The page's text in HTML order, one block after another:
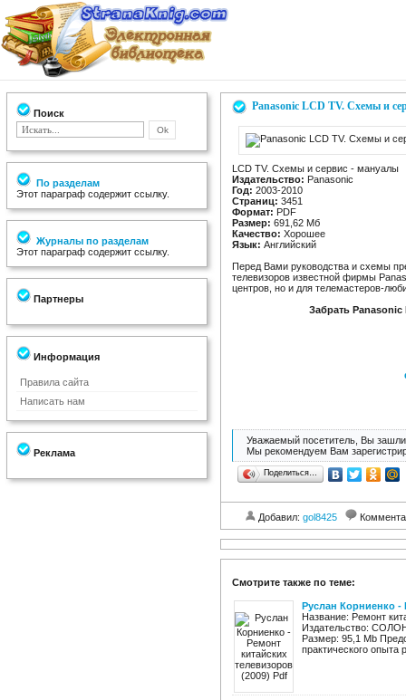
Поиск
По разделам
Этот параграф содержит ссылку.
Журналы по разделам
Этот параграф содержит ссылку.
Партнеры
Информация
Правила сайта
Написать нам
Реклама
Panasonic LCD TV. Схемы и
LCD TV. Схемы и сервис - мануалы
Издательство: Panasonic
Год: 2003-2010
Страниц: 3451
Формат: PDF
Размер: 691,62 Мб
Качество: Хорошее
Язык: Английский
Перед Вами руководства и схемы
телевизоров известной фирмы
центров, но и для телемастеров-
Забрать
Уважаемый посетитель, Вы зашли
Мы рекомендуем Вам
Поделиться…
Добавил: gol8425
Смотрите также по теме:
Руслан Корниенко -
Название: Ремонт
Издательство:
Размер: 95,1 Mb
практического опыта